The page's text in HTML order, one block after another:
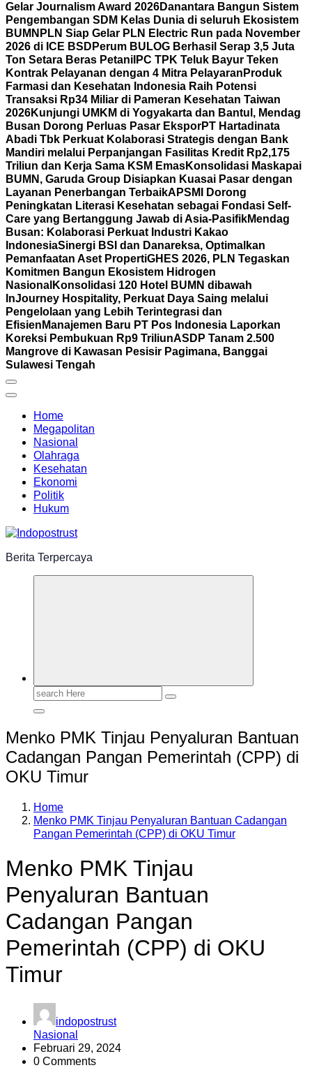
Gelar Journalism Award 2026Danantara Bangun Sistem
Pengembangan SDM Kelas Dunia di seluruh Ekosistem
BUMN PLN Siap Gelar PLN Electric Run pada November
2026 di ICE BSD Perum BULOG Berhasil Serap 3,5 Juta
Ton Setara Beras Petani IPC TPK Teluk Bayur Teken
Kontrak Pelayanan dengan 4 Mitra Pelayaran Produk
Farmasi dan Kesehatan Indonesia Raih Potensi
Transaksi Rp34 Miliar di Pameran Kesehatan Taiwan
2026Kunjungi UMKM di Yogyakarta dan Bantul, Mendag
Busan Dorong Perluas Pasar EksporPT Hartadinata
Abadi Tbk Perkuat Kolaborasi Strategis dengan Bank
Mandiri melalui Perpanjangan Fasilitas Kredit Rp2,175
Triliun dan Kerja Sama KSM EmasKonsolidasi Maskapai
BUMN, Garuda Group Disiapkan Kuasai Pasar dengan
Layanan Penerbangan TerbaikAPSMI Dorong
Peningkatan Literasi Kesehatan sebagai Fondasi Self-
Care yang Bertanggung Jawab di Asia-PasifikMendag
Busan: Kolaborasi Perkuat Industri Kakao
IndonesiaSinergi BSI dan Danareksa, Optimalkan
Pemanfaatan Aset PropertiGHES 2026, PLN Tegaskan
Komitmen Bangun Ekosistem Hidrogen
Nasional Konsolidasi 120 Hotel BUMN dibawah
InJourney Hospitality, Perkuat Daya Saing melalui
Pengelolaan yang Lebih Terintegrasi dan
Efisien Manajemen Baru PT Pos Indonesia Laporkan
Koreksi Pembukuan Rp9 TriliunASDP Tanam 2.500
Mangrove di Kawasan Pesisir Pagimana, Banggai
Sulawesi Tengah
Home
Megapolitan
Nasional
Olahraga
Kesehatan
Ekonomi
Politik
Hukum
Berita Terpercaya
Search
Menko PMK Tinjau Penyaluran Bantuan
Cadangan Pangan Pemerintah (CPP) di
OKU Timur
Home
Menko PMK Tinjau Penyaluran Bantuan Cadangan
Pangan Pemerintah (CPP) di OKU Timur
Menko PMK Tinjau
Penyaluran Bantuan
Cadangan Pangan
Pemerintah (CPP) di OKU
Timur
indopostrust
Nasional
Februari 29, 2024
0 Comments